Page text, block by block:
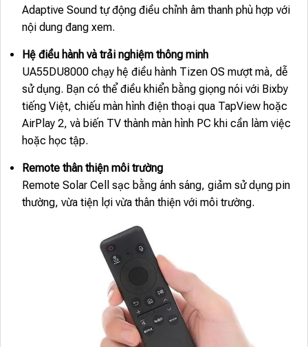
Adaptive Sound tự động điều chỉnh âm thanh phù hợp với
nội dung đang xem.
Hệ điều hành và trải nghiệm thông minh
UA55DU8000 chạy hệ điều hành Tizen OS mượt mà, dễ
sử dụng. Bạn có thể điều khiển bằng giọng nói với Bixby
tiếng Việt, chiếu màn hình điện thoại qua TapView hoặc
AirPlay 2, và biến TV thành màn hình PC khi cần làm việc
hoặc học tập.
Remote thân thiện môi trường
Remote Solar Cell sạc bằng ánh sáng, giảm sử dụng pin
thường, vừa tiện lợi vừa thân thiện với môi trường.